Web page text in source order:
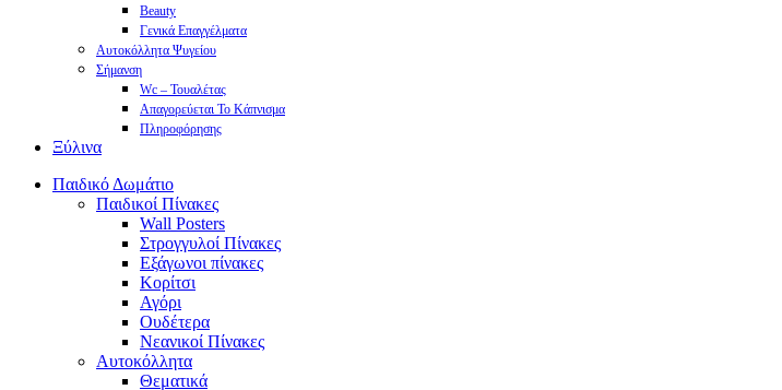
Beauty
Γενικά Επαγγέλματα
Αυτοκόλλητα Ψυγείου
Σήμανση
Wc – Τουαλέτας
Απαγορεύεται Το Κάπνισμα
Πληροφόρησης
Ξύλινα
Παιδικό Δωμάτιο
Παιδικοί Πίνακες
Wall Posters
Στρογγυλοί Πίνακες
Εξάγωνοι πίνακες
Κορίτσι
Αγόρι
Ουδέτερα
Νεανικοί Πίνακες
Αυτοκόλλητα
Θεματικά